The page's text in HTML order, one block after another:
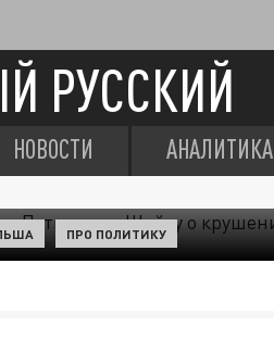
РУССКИЙ
НОВОСТИ АНАЛИТИКА
ПРО ПОЛИТИКУ